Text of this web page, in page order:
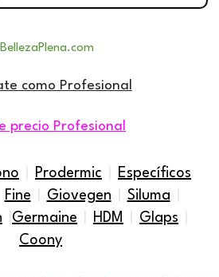
como Profesional
precio Profesional
Prodermic
Específicos
Fine Giovegen Siluma
Germaine HDM Glaps
Coony